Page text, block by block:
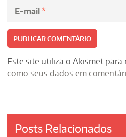
E-mail *
Este site utiliza o Akismet para
como seus dados em
Posts Relacionados